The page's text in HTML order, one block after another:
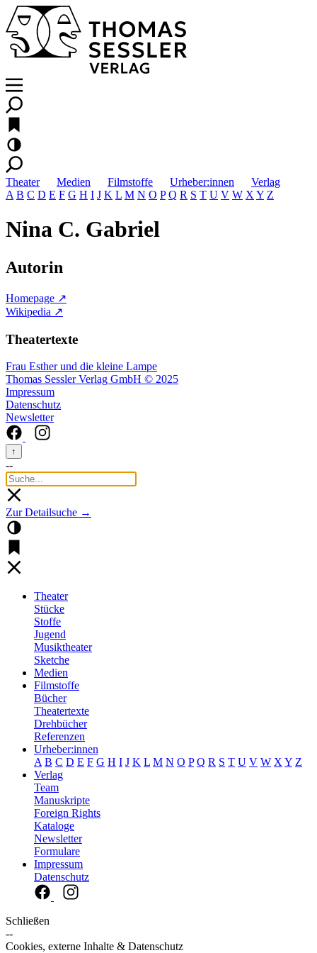
Theater Medien Filmstoffe Urheber:innen
Verlag
A B C D E F G H I J K L M N O P Q R S T U V W X Y Z
Nina C. Gabriel
Autorin
Homepage ↗
Wikipedia ↗
Theatertexte
Frau Esther und die kleine Lampe
Thomas Sessler Verlag GmbH © 2025
Impressum
Datenschutz
Newsletter
↑
--
Zur Detailsuche →
Theater
Stücke
Stoffe
Jugend
Musiktheater
Sketche
Medien
Filmstoffe
Bücher
Theatertexte
Drehbücher
Referenzen
Urheber:innen
A B C D E F G H I J K L M N O P Q R S T U V W X Y Z
Verlag
Team
Manuskripte
Foreign Rights
Kataloge
Newsletter
Formulare
Impressum
Datenschutz
Schließen
--
Cookies, externe Inhalte & Datenschutz